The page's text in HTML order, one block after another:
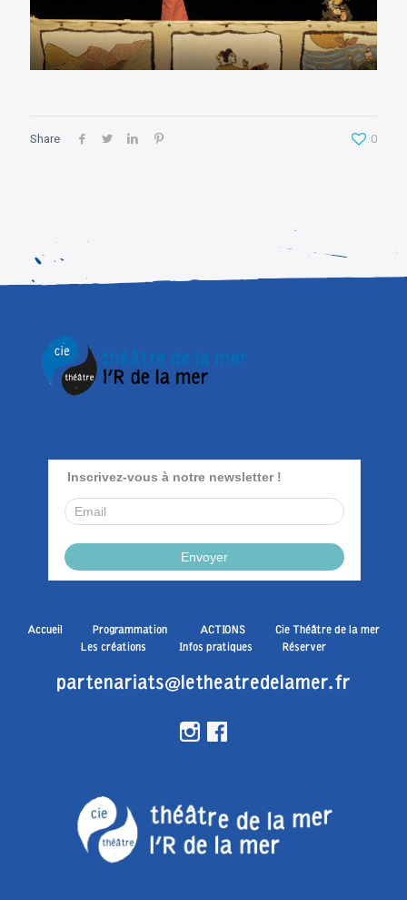
Share 0
Accueil Programmation ACTIONS
Cie Théâtre de la mer
Les créations
Infos pratiques Réserver
partenariats@letheatredelamer.fr